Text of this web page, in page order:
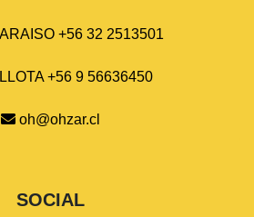
+56 32 2513501
+56 9 56636450
oh@ohzar.cl
SOCIAL